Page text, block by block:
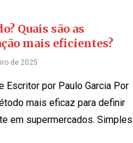
Quais são as
mais eficientes?
de 2025
Escritor por Paulo Garcia Por
mais eficaz para definir
em supermercados. Simples